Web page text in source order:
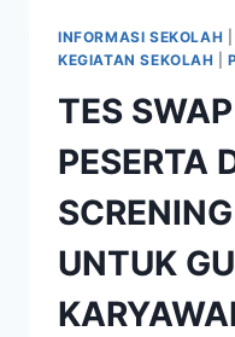
INFORMASI SEKOLAH
KEGIATAN SEKOLAH
|
TES
PESERTA
UNTUK